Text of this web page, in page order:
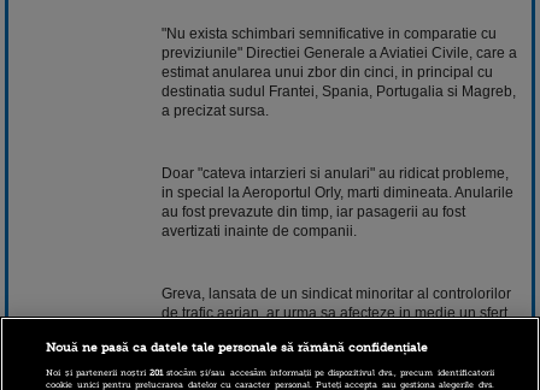
"Nu exista schimbari semnificative in comparatie cu
previziunile" Directiei Generale a Aviatiei Civile, care a
estimat anularea unui zbor din cinci, in principal cu
destinatia sudul Frantei, Spania, Portugalia si Magreb,
a precizat sursa.
Doar "cateva intarzieri si anulari" au ridicat probleme,
in special la Aeroportul Orly, marti dimineata. Anularile
au fost prevazute din timp, iar pasagerii au fost
avertizati inainte de companii.
Greva, lansata de un sindicat minoritar al controlorilor
de trafic aerian, ar urma sa afecteze in medie un sfert
Nouă ne pasă ca datele tale personale să rămână confidențiale
Noi și partenerii noștri201stocăm și/sau accesăm informații pe dispozitivul dvs., precum identificatorii
cookie unici pentru prelucrarea datelor cu caracter personal. Puteți accepta sau gestiona alegerile dvs.